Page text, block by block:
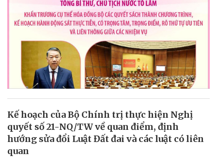
Kế hoạch của Bộ Chính trị thực hiện Nghị
quyết số 21-NQ/TW về quan điểm, định
hướng sửa đổi Luật Đất đai và các luật có liên
quan